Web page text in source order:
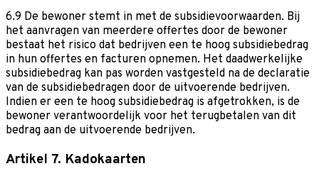
6.9 De bewoner stemt in met de subsidievoorwaarden. Bij
het aanvragen van meerdere offertes door de bewoner
bestaat het risico dat bedrijven een te hoog subsidiebedrag
in hun offertes en facturen opnemen. Het daadwerkelijke
subsidiebedrag kan pas worden vastgesteld na de declaratie
van de subsidiebedragen door de uitvoerende bedrijven.
Indien er een te hoog subsidiebedrag is afgetrokken, is de
bewoner verantwoordelijk voor het terugbetalen van dit
bedrag aan de uitvoerende bedrijven.
Artikel 7. Kadokaarten